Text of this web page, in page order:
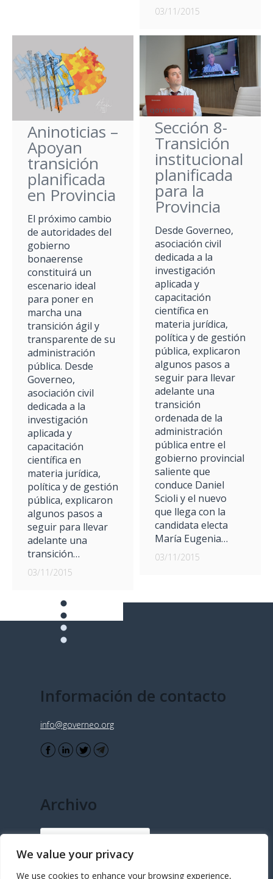
We value your privacy
We use cookies to enhance your browsing experience,
03/11/2015
Aninoticias –
Apoyan
transición
planificada
en Provincia
El próximo cambio
de autoridades del
gobierno
bonaerense
constituirá un
escenario ideal
para poner en
marcha una
transición ágil y
transparente de su
administración
pública. Desde
Governeo,
asociación civil
dedicada a la
investigación
aplicada y
capacitación
científica en
materia jurídica,
política y de gestión
pública, explicaron
algunos pasos a
seguir para llevar
adelante una
transición…
03/11/2015
Sección 8-
Transición
institucional
planificada
para la
Provincia
Desde Governeo,
asociación civil
dedicada a la
investigación
aplicada y
capacitación
científica en
materia jurídica,
política y de gestión
pública, explicaron
algunos pasos a
seguir para llevar
adelante una
transición
ordenada de la
administración
pública entre el
gobierno provincial
saliente que
conduce Daniel
Scioli y el nuevo
que llega con la
candidata electa
María Eugenia…
03/11/2015
Información de contacto
info@governeo.org
Archivo
Archivo